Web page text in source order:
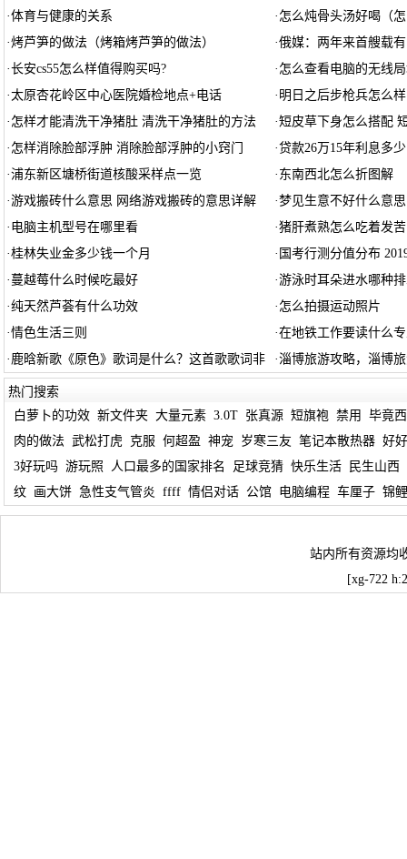
·体育与健康的关系 · 怎么炖骨头汤好喝（
·烤芦笋的做法（烤箱烤芦笋的做法） ·俄媒：两年来首艘载
·长安cs55怎么样值得购买吗? · 怎么查看电脑的无线
·太原杏花岭区中心医院婚检地点+电话 · 明日之后步枪兵怎么样
· 怎样才能清洗干净猪肚 清洗干净猪肚的方法 ·短皮草下身怎么搭配
· 怎样消除脸部浮肿 消除脸部浮肿的小窍门 ·贷款26万15年利息多少
·浦东新区塘桥街道核酸采样点一览 · 东南西北怎么折图解
·游戏搬砖什么意思 网络游戏搬砖的意思详解 ·梦见生意不好什么意
· 电脑主机型号在哪里看 ·猪肝煮熟怎么吃着发苦
·桂林失业金多少钱一个月 · 国考行测分值分布
· 蔓越莓什么时候吃最好 ·游泳时耳朵进水哪种
·纯天然芦荟有什么功效 · 怎么拍摄运动照片
·情色生活三则 ·在地铁工作要读什么
· 鹿晗新歌《原色》歌词是什么？这首歌歌词非 ·淄博旅游攻略，淄博
热门搜索
白萝卜的功效 新文件夹 大量元素 3.0T 张真源 短旗袍 禁用
毕竟
肉的做法 武松打虎 克服 何超盈 神宠 岁寒三友 笔记本散热器 好
3好玩吗 游玩照 人口最多的国家排名 足球竞猜 快乐生活 民生山西
纹
画大饼 急性支气管炎 ffff 情侣对话 公馆 电脑编程 车厘子 锦鲤
站内所有资源均
[xg-722